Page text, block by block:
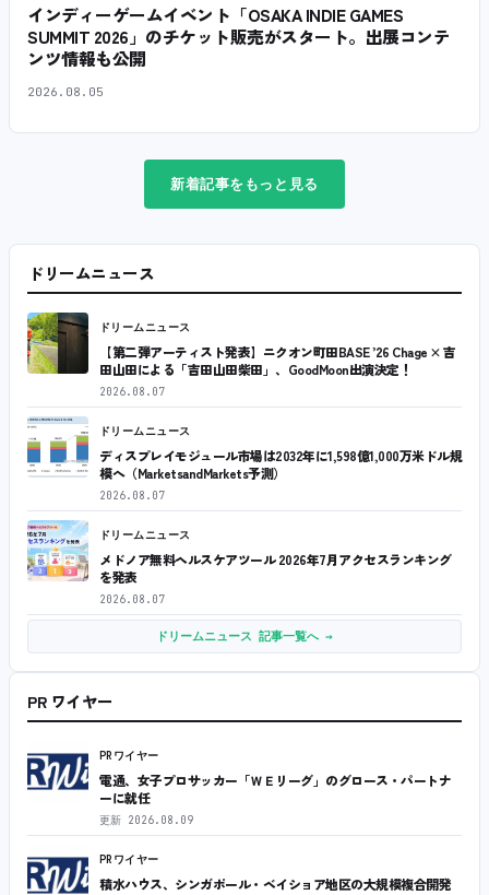
インディーゲームイベント「OSAKA INDIE GAMES
SUMMIT 2026」のチケット販売がスタート。出展コンテ
ンツ情報も公開
2026.08.05
新着記事をもっと見る
ドリームニュース
ドリームニュース
【第二弾アーティスト発表】ニクオン町田BASE ’26 Chage × 吉
田山田による「吉田山田柴田」、GoodMoon出演決定！
2026.08.07
ドリームニュース
ディスプレイモジュール市場は2032年に1,598億1,000万米ドル規
模へ（MarketsandMarkets予測）
2026.08.07
ドリームニュース
メドノア無料ヘルスケアツール 2026年7月アクセスランキング
を発表
2026.08.07
ドリームニュース 記事一覧へ →
PR ワイヤー
PRワイヤー
電通、女子プロサッカー「ＷＥリーグ」のグロース・パートナ
ーに就任
更新 2026.08.09
PRワイヤー
積水ハウス、シンガポール・ベイショア地区の大規模複合開発